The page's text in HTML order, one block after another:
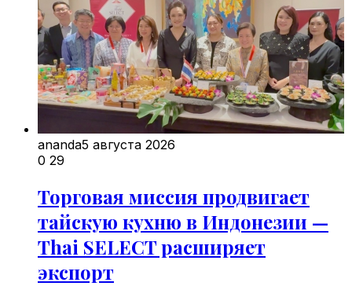
ananda5 августа 2026
0 29
Торговая миссия продвигает
тайскую кухню в Индонезии —
Thai SELECT расширяет
экспорт